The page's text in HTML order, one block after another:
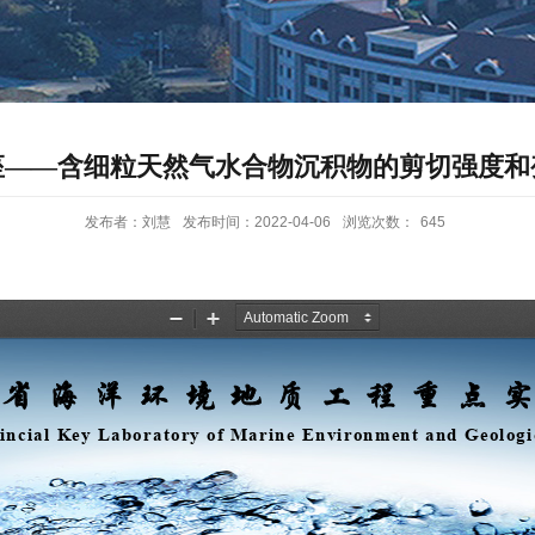
——含细粒天然气水合物沉积物的剪切强度和
发布者：刘慧 发布时间：2022-04-06 浏览次数： 645